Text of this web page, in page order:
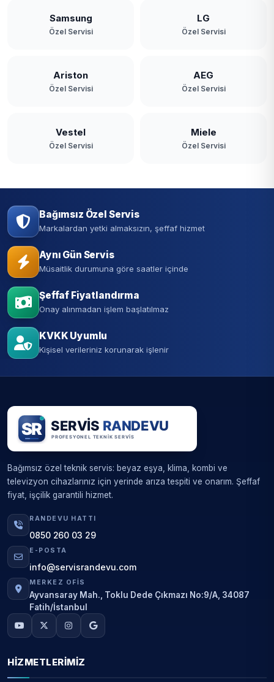
Samsung
Özel Servisi
LG
Özel Servisi
Ariston
Özel Servisi
AEG
Özel Servisi
Vestel
Özel Servisi
Miele
Özel Servisi
Bağımsız Özel Servis
Markalardan yetki almaksızın, şeffaf hizmet
Aynı Gün Servis
Müsaitlik durumuna göre saatler içinde
Şeffaf Fiyatlandırma
Onay alınmadan işlem başlatılmaz
KVKK Uyumlu
Kişisel verileriniz korunarak işlenir
Bağımsız özel teknik servis: beyaz eşya, klima, kombi ve
televizyon cihazlarınız için yerinde arıza tespiti ve onarım. Şeffaf
fiyat, işçilik garantili hizmet.
RANDEVU HATTI
0850 260 03 29
E-POSTA
info@servisrandevu.com
MERKEZ OFIS
Ayvansaray Mah., Toklu Dede Çıkmazı No:9/A, 34087
Fatih/İstanbul
HIZMETLERIMIZ